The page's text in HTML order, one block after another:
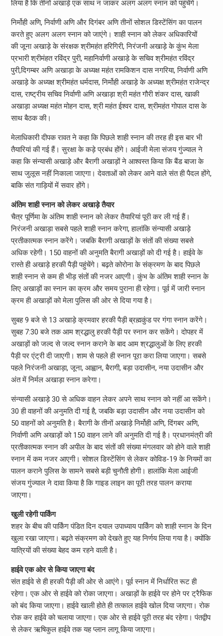
लिया है कि तीनों अखाड़े एक साथ न जाकर अलग अलग स्नान को पहुंचेंगे।
निर्मोही अणि, निर्वाणी अणि और दिगंबर अणि तीनों सोशल डिस्टेंसिंग का पालन
करते हुए अलग अलग स्नान को जाएंगे। शाही स्नान को लेकर अधिकारियों
की जूना अखाड़े के संरक्षक श्रीमहंत हरिगिरी, निरंजनी अखाड़े के कुंभ मेला
प्रभारी श्रीमंहत रविंद्र पुरी, महानिर्वाणी अखाड़े के सचिव श्रीमहंत रविंद्र
पुरी,दिगम्बर अणि अखाड़ा के अध्यक्ष महंत रामकिशन दास नगरिया, निर्वाणी अणि
अखाड़े के अध्यक्ष श्रीमहंत धर्मदास, निर्मोही अखाड़े के अध्यक्ष श्रीमहंत राजेन्द्र
दास, राष्ट्रीय सचिव निर्वाणी अणि अखाड़ा श्री महंत गौरी शंकर दास, खाकी
अखाड़ा अध्यक्ष महंत मोहन दास, श्री महंत ईश्वर दास, श्रीमहंत गोपाल दास के
साथ बैठक की।
मेलाधिकारी दीपक रावत ने कहा कि पिछले शाही स्नान की तरह ही इस बार भी
तैयारियां की गई हैं। सुरक्षा के कड़े प्रबंध होंगे। आईजी मेला संजय गुंज्याल ने
कहा कि संन्यासी अखाड़े और बैरागी अखाड़ों ने आश्वस्त किया कि बैंड बाजा के
साथ जुलूस नहीं निकाला जाएगा। देवताओं को लेकर आने वाले संत ही पैदल होंगे,
बाकि संत गाड़ियों में सवार होंगे।
अंतिम शाही स्नान को लेकर अखाड़े तैयार
चैत्र पूर्णिमा के अंतिम शाही स्नान को लेकर तैयारियां पूरी कर ली गई हैं।
निरंजनी अखाड़ा सबसे पहले शाही स्नान करेगा, हालांकि संन्यासी अखाड़े
प्रतीकात्मक स्नान करेंगे। जबकि बैरागी अखाड़ों के संतों की संख्या सबसे
अधिक रहेगी। 150 वाहनों की अनुमति बैरागी अखाड़ों को दी गई है। हाईवे के
रास्ते ही अखाड़े हरकी पैड़ी पहुंचेंगे। बढ़ते कोरोना के संक्रमण के बाद पिछले
शाही स्नान से कम ही भीड़ संतों की नजर आएगी। कुंभ के अंतिम शाही स्नान के
लिए अखाड़ों का स्नान का क्रम और समय पुराना ही रहेगा। पूर्व में जारी स्नान
क्रम ही अखाड़ों को मेला पुलिस की ओर से दिया गया है।
सुबह 9 बजे से 13 अखाड़े क्रमवार हरकी पैड़ी ब्रह्मकुंड पर गंगा स्नान करेंगे।
सुबह 7:30 बजे तक आम श्रद्धालु हरकी पैड़ी पर स्नान कर सकेंगे। दोपहर में
अखाड़ों को जल्द से जल्द स्नान कराने के बाद आम श्रद्धालुओं के लिए हरकी
पैड़ी पर एंट्री दी जाएगी। शाम से पहले ही स्नान पूरा करा लिया जाएगा। सबसे
पहले निरंजनी अखाड़ा, जूना, आह्वान, बैरागी, बड़ा उदासीन, नया उदासीन और
अंत में निर्मल अखाड़ा स्नान करेगा।
संन्यासी अखाड़े 30 से अधिक वाहन लेकर अपने साथ स्नान को नहीं आ सकेंगे।
30 ही वाहनों की अनुमति दी गई है, जबकि बड़ा उदासीन और नया उदासीन को
50 वाहनों को अनुमति है। बैरागी के तीनों अखाड़े निर्मोही अणि, दिंगबर अणि,
निर्वाणी अणि अखाड़ों को 150 वाहन लाने की अनुमति दी गई है। प्रधानमंत्री की
प्रतीकात्मक स्नान की अपील के बाद संतों की संख्या मंगलवार को होने वाले शाही
स्नान में कम नजर आएगी। सोशल डिस्टेंसिंग से लेकर कोविड-19 के नियमों का
पालन कराने पुलिस के सामने सबसे बड़ी चुनौती होगी। हालांकि मेला आईजी
संजय गुंज्याल ने दावा किया है कि गाइड लाइन का पूरी तरह पालन कराया
जाएगा।
खुली रहेगी पार्किंग
शहर के बीच की पार्किंग पंडित दिन दयाल उपाध्याय पार्किंग को शाही स्नान के दिन
खुला रखा जाएगा। बढ़ते संक्रमण को देखते हुए यह निर्णय लिया गया है। क्योंकि
यात्रियों की संख्या बेहद कम रहने वाली है।
हाईवे एक ओर से किया जाएगा बंद
संत हाईवे से ही हरकी पैड़ी की ओर से आएंगे। पूर्व स्नान में निर्धारित रूट ही
रहेगा। एक ओर से हाईवे को रोका जाएगा। अखाड़ों के हाईवे पर होने पर ट्रैफिक
को बंद किया जाएगा। हाईवे खाली होते ही तत्काल हाईवे खोल दिया जाएगा। रोक
रोक कर हाईवे को चलाया जाएगा। एक ओर से हाईवे पूरी तरह बंद रहेगा। पंतद्वीप
से लेकर ऋषिकुल हाईवे तक यह प्लान लागू किया जाएगा।